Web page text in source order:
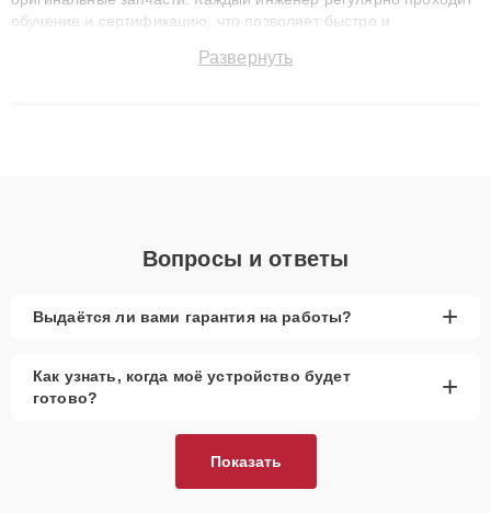
обучение и сертификацию, что позволяет быстро и
сохранением гарантии до 3 лет. Наши мастера решают
Развернуть
Вопросы и ответы
Выдаётся ли вами гарантия на работы? +
Как узнать, когда моё устройство будет
готово?
+
Показать